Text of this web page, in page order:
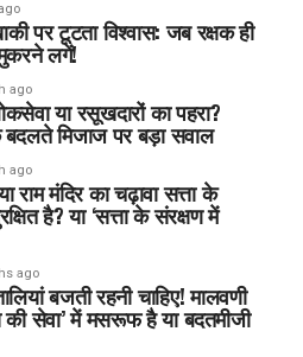
पर टूटता विश्वास: जब रक्षक ही
लगें!
ago
या रसूखदारों का पहरा?
बदलते मिजाज पर बड़ा सवाल
ago
राम मंदिर का चढ़ावा सत्ता के
है? या ‘सत्ता के संरक्षण में
ago
बजती रहनी चाहिए! मालवणी
सेवा’ में मसरूफ है या बदतमीजी